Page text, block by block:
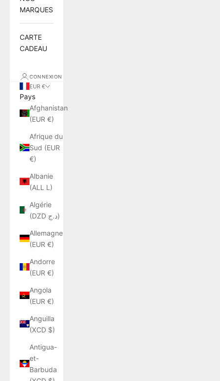
MARQUES
CARTE
CADEAU
CONNEXION
EUR €
Pays
Afghanistan
(EUR €)
Afrique du
Sud (EUR
€)
Albanie
(ALL L)
Algérie
(DZD د.ج)
Allemagne
(EUR €)
Andorre
(EUR €)
Angola
(EUR €)
Anguilla
(XCD $)
Antigua-
et-
Barbuda